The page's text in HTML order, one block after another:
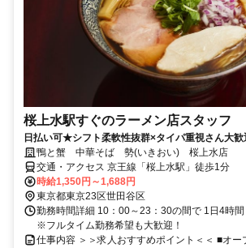
桜上水駅すぐのラーメン店スタッフ
日払い可★シフト柔軟性抜群×タイパ重視さん大歓
鴨と蟹 中華そば 勢(いきおい) 桜上水店
交通・アクセス 京王線「桜上水駅」徒歩1分
時給1,350円～1,688円
東京都東京23区世田谷区
勤務時間詳細 10：00～23：30の間で 1日4時間
※フルタイム勤務希望も大歓迎！
仕事内容 ＞＞求人おすすめポイント＜＜ ■オー